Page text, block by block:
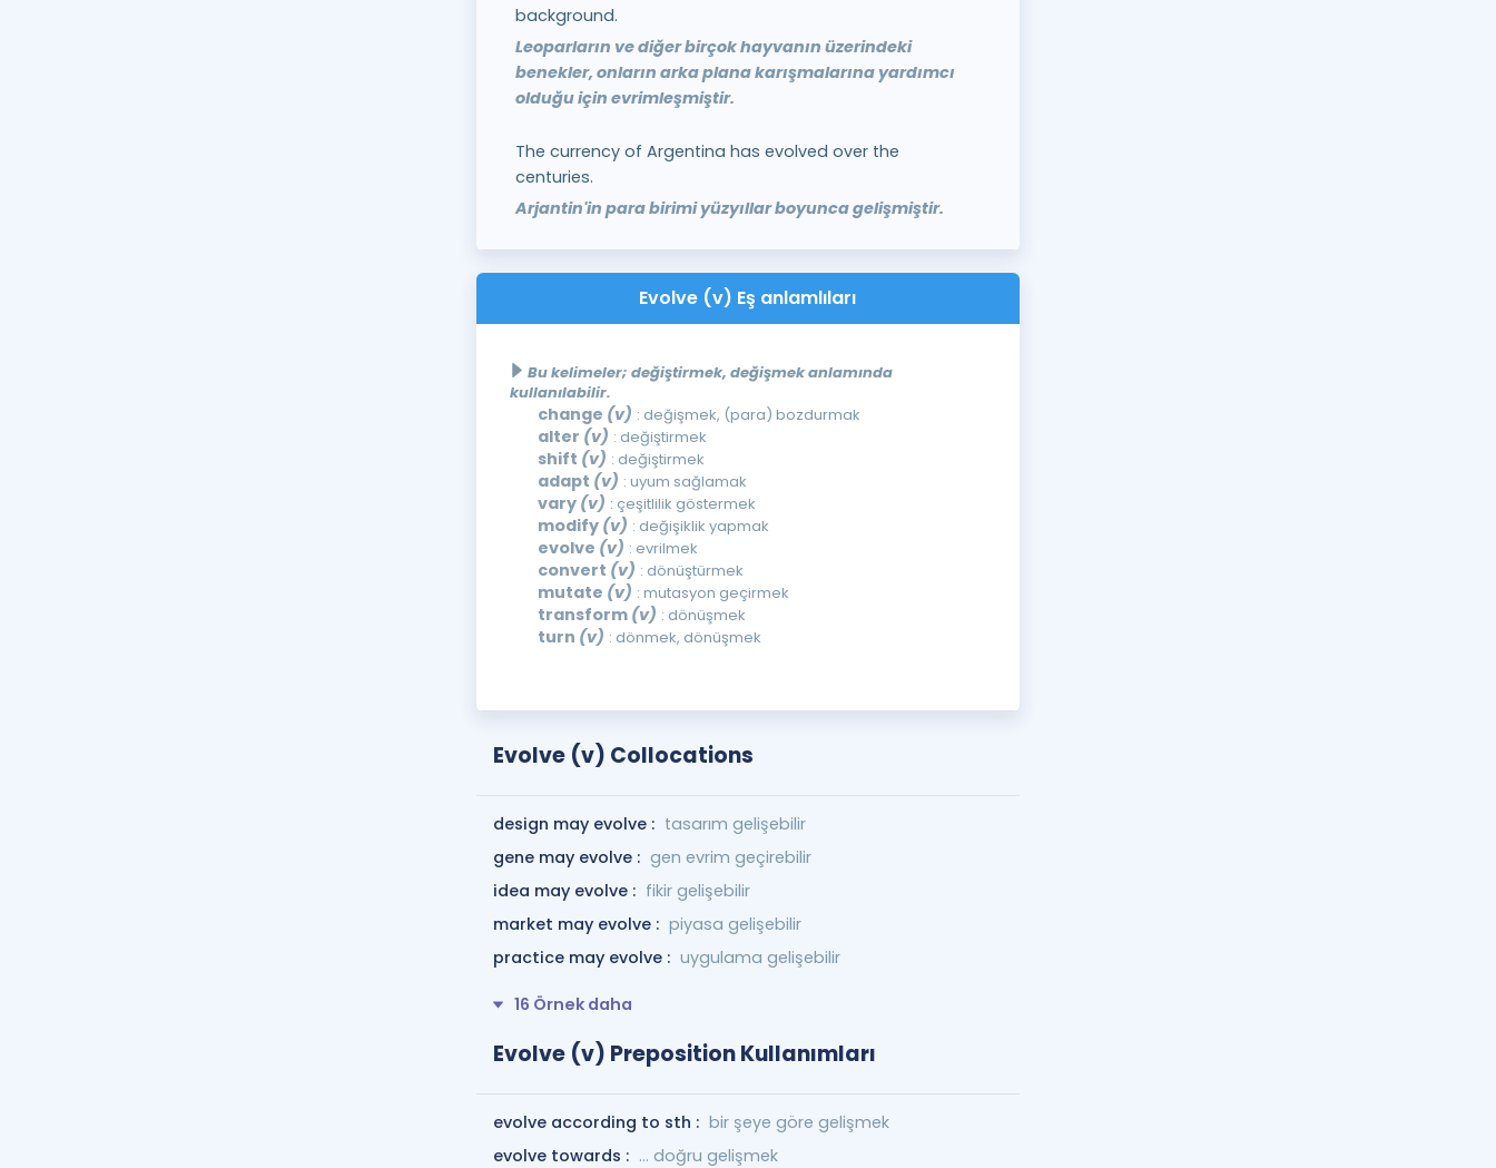
background.
Leoparların ve diğer birçok hayvanın üzerindeki
benekler, onların arka plana karışmalarına yardımcı
olduğu için evrimleşmiştir.
The currency of Argentina has evolved over the
centuries.
Arjantin'in para birimi yüzyıllar boyunca gelişmiştir.
Evolve (v) Eş anlamlıları
Bu kelimeler; değiştirmek, değişmek anlamında
kullanılabilir.
change (v) : değişmek, (para) bozdurmak
alter (v) : değiştirmek
shift (v) : değiştirmek
adapt (v) : uyum sağlamak
vary (v) : çeşitlilik göstermek
modify (v) : değişiklik yapmak
evolve (v) : evrilmek
convert (v) : dönüştürmek
mutate (v) : mutasyon geçirmek
transform (v) : dönüşmek
turn (v) : dönmek, dönüşmek
Evolve (v) Collocations
design may evolve : tasarım gelişebilir
gene may evolve : gen evrim geçirebilir
idea may evolve : fikir gelişebilir
market may evolve : piyasa gelişebilir
practice may evolve : uygulama gelişebilir
16 Örnek daha
Evolve (v) Preposition Kullanımları
evolve according to sth : bir şeye göre gelişmek
evolve towards : ... doğru gelişmek